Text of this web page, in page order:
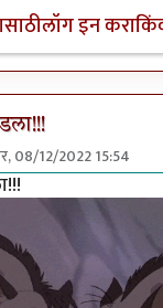
लॉग इन करा
08/12/2022 15:54